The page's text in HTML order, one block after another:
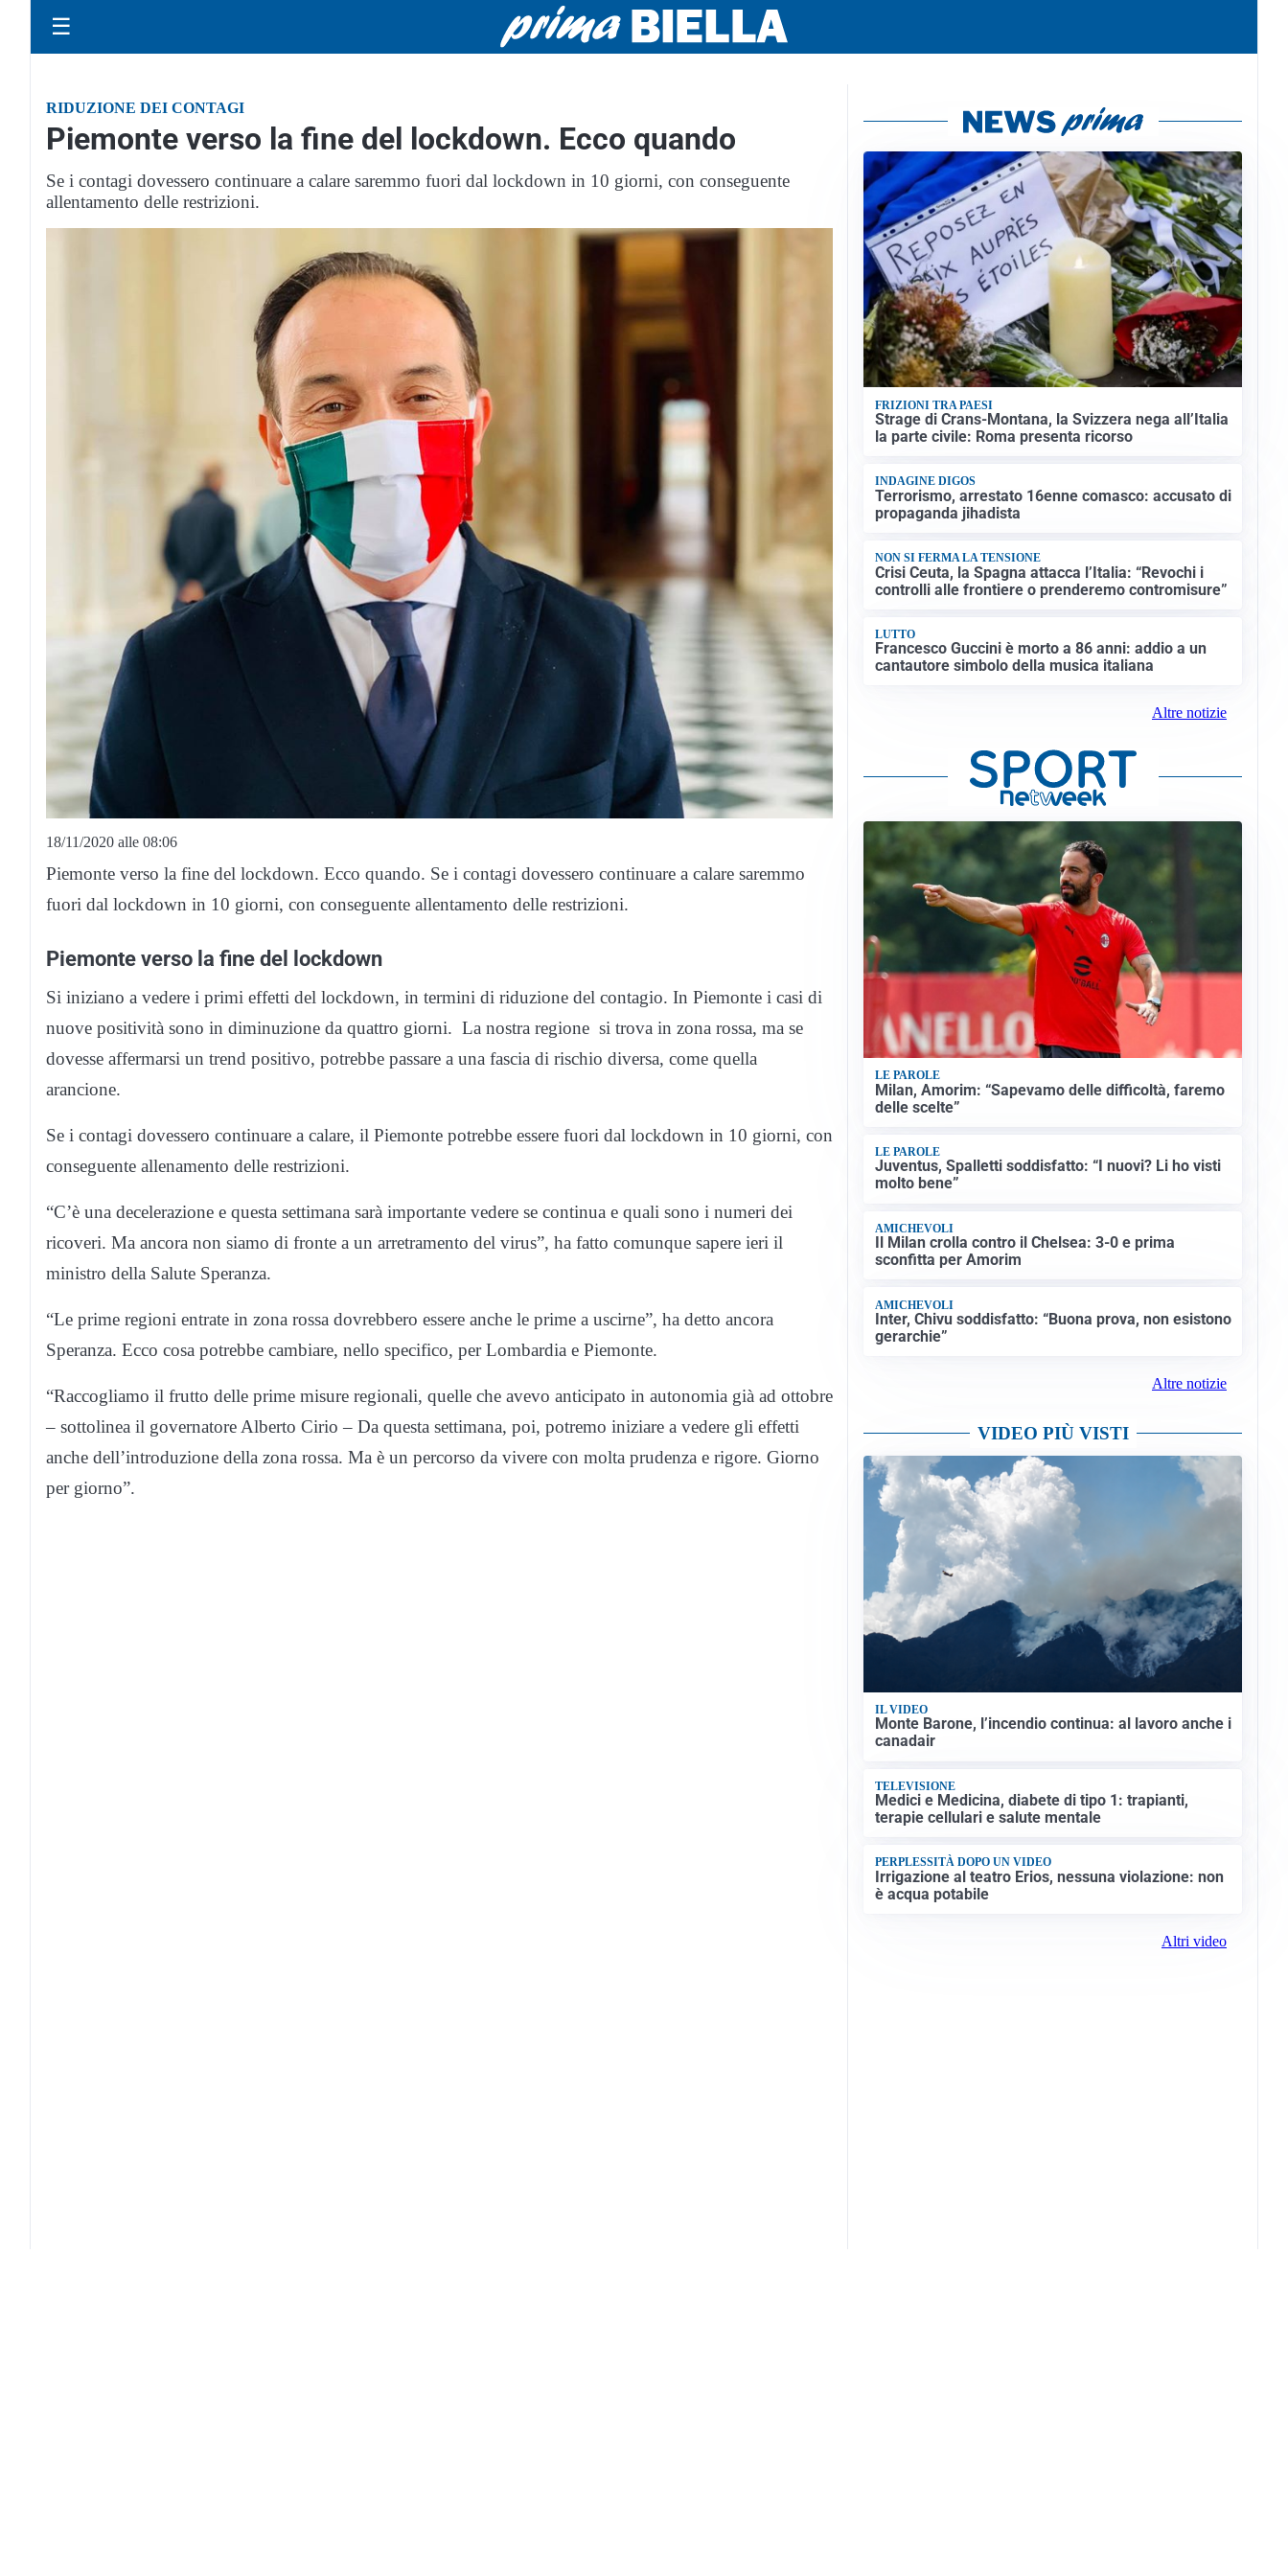
☰
RIDUZIONE DEI CONTAGI
Piemonte verso la fine del lockdown. Ecco quando
Se i contagi dovessero continuare a calare saremmo fuori dal lockdown in 10 giorni, con conseguente
allentamento delle restrizioni.
18/11/2020 alle 08:06
Piemonte verso la fine del lockdown. Ecco quando. Se i contagi dovessero continuare a calare saremmo
fuori dal lockdown in 10 giorni, con conseguente allentamento delle restrizioni.
Piemonte verso la fine del lockdown
Si iniziano a vedere i primi effetti del lockdown, in termini di riduzione del contagio. In Piemonte i casi di
nuove positività sono in diminuzione da quattro giorni. La nostra regione si trova in zona rossa, ma se
dovesse affermarsi un trend positivo, potrebbe passare a una fascia di rischio diversa, come quella
arancione.
Se i contagi dovessero continuare a calare, il Piemonte potrebbe essere fuori dal lockdown in 10 giorni, con
conseguente allenamento delle restrizioni.
“C’è una decelerazione e questa settimana sarà importante vedere se continua e quali sono i numeri dei
ricoveri. Ma ancora non siamo di fronte a un arretramento del virus”, ha fatto comunque sapere ieri il
ministro della Salute Speranza.
“Le prime regioni entrate in zona rossa dovrebbero essere anche le prime a uscirne”, ha detto ancora
Speranza. Ecco cosa potrebbe cambiare, nello specifico, per Lombardia e Piemonte.
“Raccogliamo il frutto delle prime misure regionali, quelle che avevo anticipato in autonomia già ad ottobre
– sottolinea il governatore Alberto Cirio – Da questa settimana, poi, potremo iniziare a vedere gli effetti
anche dell’introduzione della zona rossa. Ma è un percorso da vivere con molta prudenza e rigore. Giorno
per giorno”.
FRIZIONI TRA PAESI
Strage di Crans-Montana, la Svizzera nega all’Italia
la parte civile: Roma presenta ricorso
INDAGINE DIGOS
Terrorismo, arrestato 16enne comasco: accusato di
propaganda jihadista
NON SI FERMA LA TENSIONE
Crisi Ceuta, la Spagna attacca l’Italia: “Revochi i
controlli alle frontiere o prenderemo contromisure”
LUTTO
Francesco Guccini è morto a 86 anni: addio a un
cantautore simbolo della musica italiana
Altre notizie
LE PAROLE
Milan, Amorim: “Sapevamo delle difficoltà, faremo
delle scelte”
LE PAROLE
Juventus, Spalletti soddisfatto: “I nuovi? Li ho visti
molto bene”
AMICHEVOLI
Il Milan crolla contro il Chelsea: 3-0 e prima
sconfitta per Amorim
AMICHEVOLI
Inter, Chivu soddisfatto: “Buona prova, non esistono
gerarchie”
Altre notizie
VIDEO PIÙ VISTI
IL VIDEO
Monte Barone, l’incendio continua: al lavoro anche i
canadair
TELEVISIONE
Medici e Medicina, diabete di tipo 1: trapianti,
terapie cellulari e salute mentale
PERPLESSITÀ DOPO UN VIDEO
Irrigazione al teatro Erios, nessuna violazione: non
è acqua potabile
Altri video